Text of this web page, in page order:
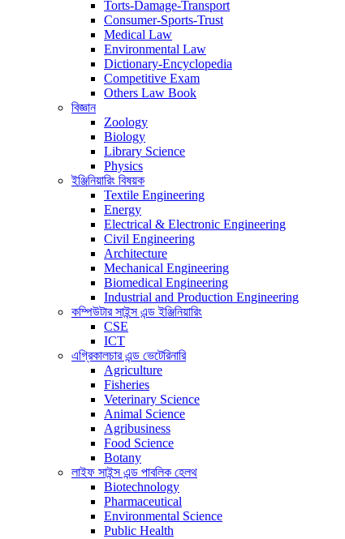
Torts-Damage-Transport
Consumer-Sports-Trust
Medical Law
Environmental Law
Dictionary-Encyclopedia
Competitive Exam
Others Law Book
বিজ্ঞান
Zoology
Biology
Library Science
Physics
ইঞ্জিনিয়ারিং বিষয়ক
Textile Engineering
Energy
Electrical & Electronic Engineering
Civil Engineering
Architecture
Mechanical Engineering
Biomedical Engineering
Industrial and Production Engineering
কম্পিউটার সাইন্স এন্ড ইঞ্জিনিয়ারিং
CSE
ICT
এগ্রিকালচার এন্ড ভেটেরিনারি
Agriculture
Fisheries
Veterinary Science
Animal Science
Agribusiness
Food Science
Botany
লাইফ সাইন্স এন্ড পাবলিক হেলথ
Biotechnology
Pharmaceutical
Environmental Science
Public Health